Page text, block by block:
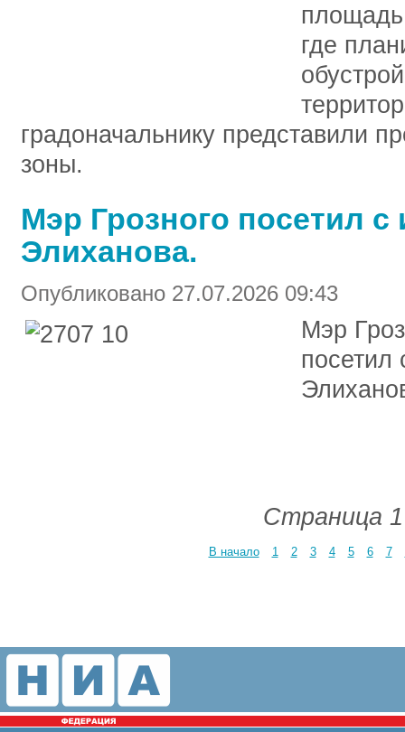
где
градоначальнику представили
зоны.
Мэр Грозного посетил с
Элиханова.
Опубликовано 27.07.2026 09:43
Мэр
посетил
Страница
В начало 1 2 3 4 5 6 7